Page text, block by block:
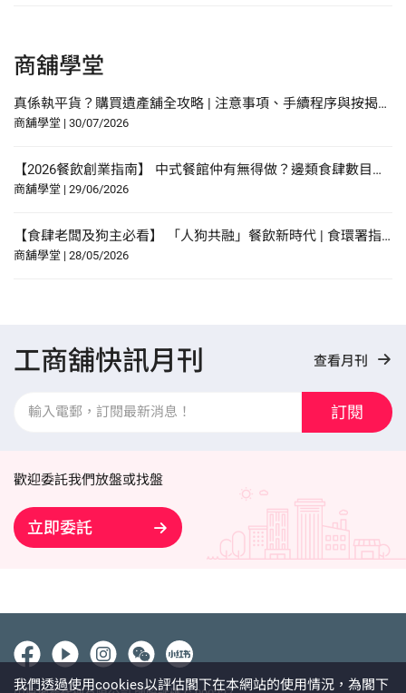
商舖學堂
真係執平貨？購買遺產舖全攻略 | 注意事項、手續程序與按揭申請指南
商舖學堂 | 30/07/2026
【2026餐飲創業指南】 中式餐館仲有無得做？邊類食肆數目增幅最多？研究報告中尋找餐飲創業貼士？
商舖學堂 | 29/06/2026
【食肆老闆及狗主必看】 「人狗共融」餐飲新時代 | 食環署指引懶人包！
商舖學堂 | 28/05/2026
工商舖快訊月刊 查看月刊
訂閱
歡迎委託我們放盤或找盤
立即委託
我們透過使用cookies以評估閣下在本網站的使用情況，為閣下